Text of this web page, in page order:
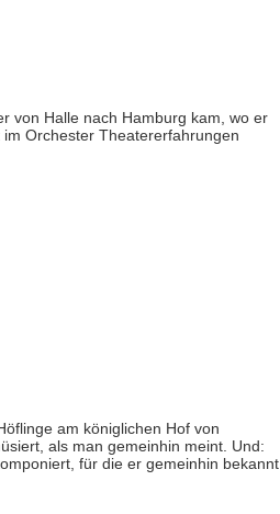
von Halle nach Hamburg kam, wo er
Orchester Theatererfahrungen
am königlichen Hof von
als man gemeinhin meint. Und:
für die er gemeinhin bekannt